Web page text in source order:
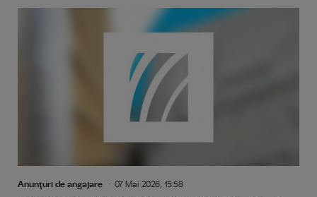
Anunţuri de angajare 07 Mai 2026, 15:58